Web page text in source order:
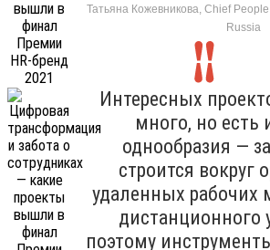
Татьяна Кожевникова, Chief
Russia
Интересных
много, но есть
однообразия —
строится вокруг
удаленных рабочих
дистанционного
поэтому